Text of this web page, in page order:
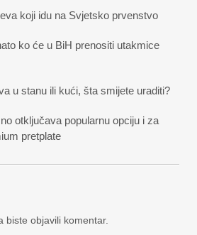
koji idu na Svjetsko prvenstvo
ko će u BiH prenositi utakmice
u stanu ili kući, šta smijete uraditi?
otključava popularnu opciju i za
pretplate
biste objavili komentar.